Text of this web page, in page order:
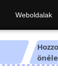
Weboldalak